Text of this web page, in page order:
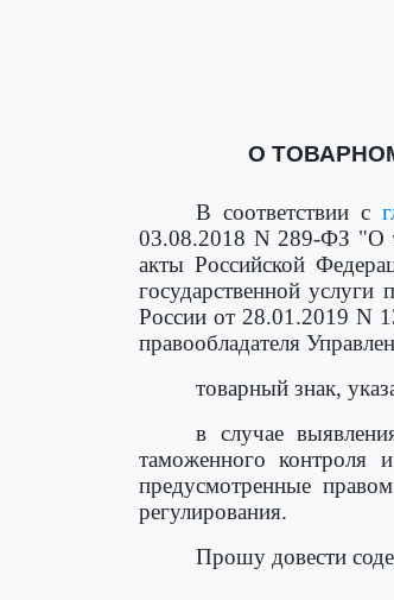
О
В соответствии с
03.08.2018 N 289-ФЗ "О
акты Российской
государственной
России от 28.01.2019 N
правообладателя
товарный знак,
в случае
таможенного контроля
предусмотренные
регулирования.
Прошу довести